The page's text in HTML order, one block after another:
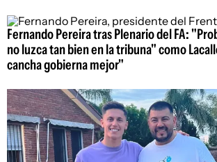
Fernando Pereira tras Plenario del FA:
no luzca tan bien en la tribuna" como
cancha gobierna mejor"